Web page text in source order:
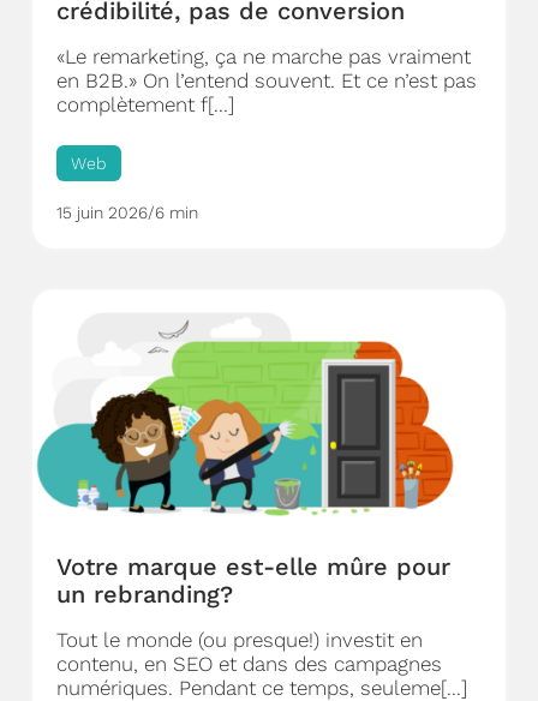
crédibilité, pas de conversion
«Le remarketing, ça ne marche pas vraiment
en B2B.» On l’entend souvent. Et ce n’est pas
complètement f[...]
Web
15 juin 2026/6 min
Votre marque est-elle mûre pour
un rebranding?
Tout le monde (ou presque!) investit en
contenu, en SEO et dans des campagnes
numériques. Pendant ce temps, seuleme[...]